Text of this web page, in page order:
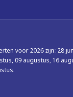
voor 2026 zijn: 28
09 augustus, 16